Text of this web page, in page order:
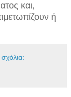
και,
ή